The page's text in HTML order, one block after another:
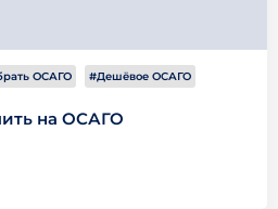
ОСАГО #Дешёвое ОСАГО
на ОСАГО